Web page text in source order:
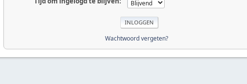
Wachtwoord vergeten?